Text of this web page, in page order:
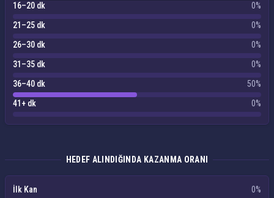
16–20 dk
0%
21–25 dk
0%
26–30 dk
0%
31–35 dk
0%
36–40 dk
50%
41+ dk
0%
HEDEF ALINDIĞINDA KAZANMA ORANI
İlk Kan
0%